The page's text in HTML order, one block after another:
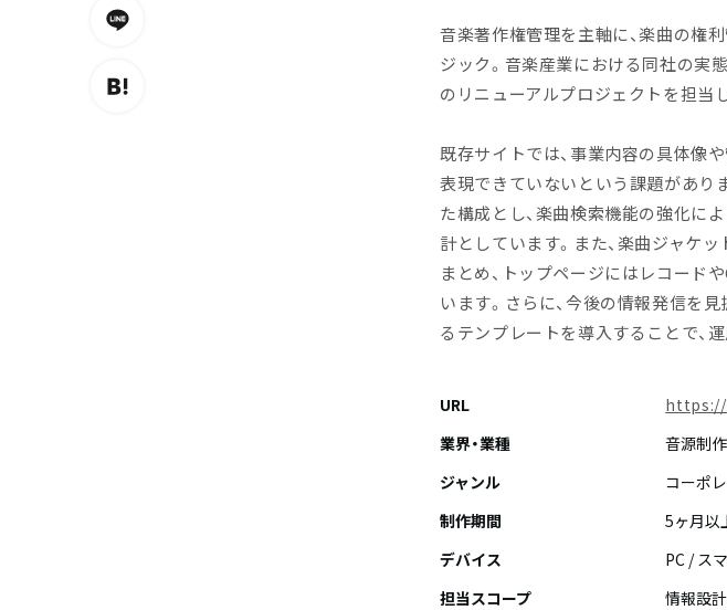
音楽著作権管理を主軸に、楽曲の権
ジック。音楽産業における同社の実
のリニューアルプロジェクトを担当
既存サイトでは、事業内容の具体像
表現できていないという課題があり
た構成とし、楽曲検索機能の強化に
計としています。また、楽曲ジャケ
まとめ、トップページにはレコード
います。さらに、今後の情報発信を
るテンプレートを導入することで、
URL
業界・業種
音源制
ジャンル
コーポ
制作期間
5ヶ月以
デバイス
PC / ス
担当スコープ
情報設